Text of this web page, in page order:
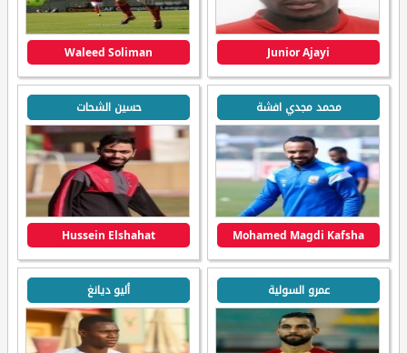
Junior Ajayi
Waleed Soliman
محمد مجدي افشة
Mohamed Magdi Kafsha
حسين الشحات
Hussein Elshahat
عمرو السولية أليو ديانغ